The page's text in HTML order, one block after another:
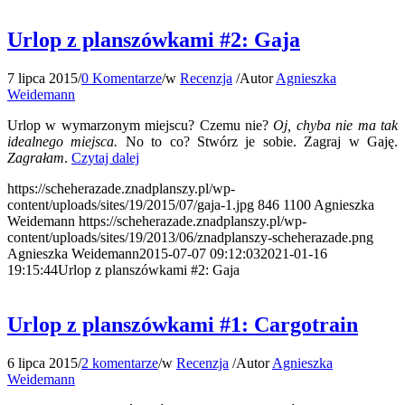
Urlop z planszówkami #2: Gaja
7 lipca 2015/0 Komentarze/w Recenzja /AutorAgnieszka
Weidemann
Urlop w wymarzonym miejscu? Czemu nie?Oj, chyba nie ma tak
idealnego miejsca. No to co? Stwórz je sobie. Zagraj w Gaję.
Zagrałam. Czytaj dalej
https://scheherazade.znadplanszy.pl/wp-
content/uploads/sites/19/2015/07/gaja-1.jpg 846 1100 Agnieszka
Weidemann https://scheherazade.znadplanszy.pl/wp-
content/uploads/sites/19/2013/06/znadplanszy-scheherazade.png
Agnieszka Weidemann2015-07-07 09:12:032021-01-16
19:15:44Urlop z planszówkami #2: Gaja
Urlop z planszówkami #1: Cargotrain
6 lipca 2015/2 komentarze/w Recenzja /AutorAgnieszka
Weidemann